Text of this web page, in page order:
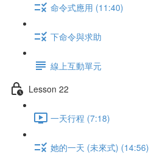
命令式應用 (11:40)
下命令與求助
線上互動單元
Lesson 22
一天行程 (7:18)
她的一天 (未來式) (14:56)